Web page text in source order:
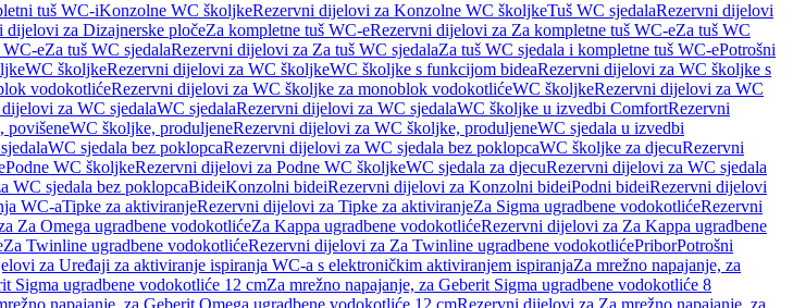
tuš WC-iKonzolne WC školjkeRezervni dijelovi za Konzolne WC školjkeTuš WC sjedalaRezervni dijelovi
dijelovi za Dizajnerske pločeZa kompletne tuš WC-eRezervni dijelovi za Za kompletne tuš WC-eZa tuš WC
WC-eZa tuš WC sjedalaRezervni dijelovi za Za tuš WC sjedalaZa tuš WC sjedala i kompletne tuš WC-ePotrošni
WC školjkeRezervni dijelovi za WC školjkeWC školjke s funkcijom bideaRezervni dijelovi za WC školjke s
vodokotlićeRezervni dijelovi za WC školjke za monoblok vodokotlićeWC školjkeRezervni dijelovi za WC
za WC sjedalaWC sjedalaRezervni dijelovi za WC sjedalaWC školjke u izvedbi ComfortRezervni
povišeneWC školjke, produljeneRezervni dijelovi za WC školjke, produljeneWC sjedala u izvedbi
WC sjedala bez poklopcaRezervni dijelovi za WC sjedala bez poklopcaWC školjke za djecuRezervni
Podne WC školjkeRezervni dijelovi za Podne WC školjkeWC sjedala za djecuRezervni dijelovi za WC sjedala
WC sjedala bez poklopcaBideiKonzolni bideiRezervni dijelovi za Konzolni bideiPodni bideiRezervni dijelovi
WC-aTipke za aktiviranjeRezervni dijelovi za Tipke za aktiviranjeZa Sigma ugradbene vodokotlićeRezervni
Za Omega ugradbene vodokotlićeZa Kappa ugradbene vodokotlićeRezervni dijelovi za Za Kappa ugradbene
Za Twinline ugradbene vodokotlićeRezervni dijelovi za Za Twinline ugradbene vodokotlićePriborPotrošni
za Uređaji za aktiviranje ispiranja WC-a s elektroničkim aktiviranjem ispiranjaZa mrežno napajanje, za
Sigma ugradbene vodokotliće 12 cmZa mrežno napajanje, za Geberit Sigma ugradbene vodokotliće 8
napajanje, za Geberit Omega ugradbene vodokotliće 12 cmRezervni dijelovi za Za mrežno napajanje, za